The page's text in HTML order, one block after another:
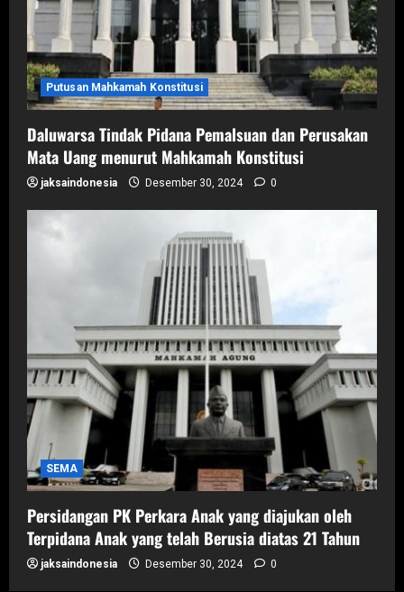
Putusan Mahkamah Konstitusi
Daluwarsa Tindak Pidana Pemalsuan dan Perusakan
Mata Uang menurut Mahkamah Konstitusi
jaksaindonesia Desember 30, 2024 0
SEMA
Persidangan PK Perkara Anak yang diajukan oleh
Terpidana Anak yang telah Berusia diatas 21 Tahun
jaksaindonesia Desember 30, 2024 0